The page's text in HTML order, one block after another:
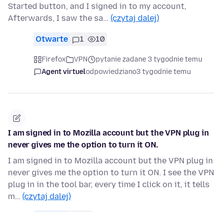
Started button, and I signed in to my account,
Afterwards, I saw the sa… (czytaj dalej)
Otwarte 1 10
Firefox VPN
pytanie zadane 3 tygodnie temu
Agent virtuelodpowiedziano3 tygodnie temu
I am signed in to Mozilla account but the VPN plug in
never gives me the option to turn it ON.
I am signed in to Mozilla account but the VPN plug in
never gives me the option to turn it ON. I see the VPN
plug in in the tool bar, every time I click on it, it tells
m… (czytaj dalej)